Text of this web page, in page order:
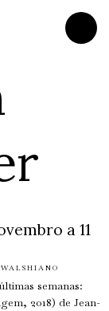
a 11
semanas:
2018) de Jean-